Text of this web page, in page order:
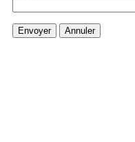
Envoyer Annuler